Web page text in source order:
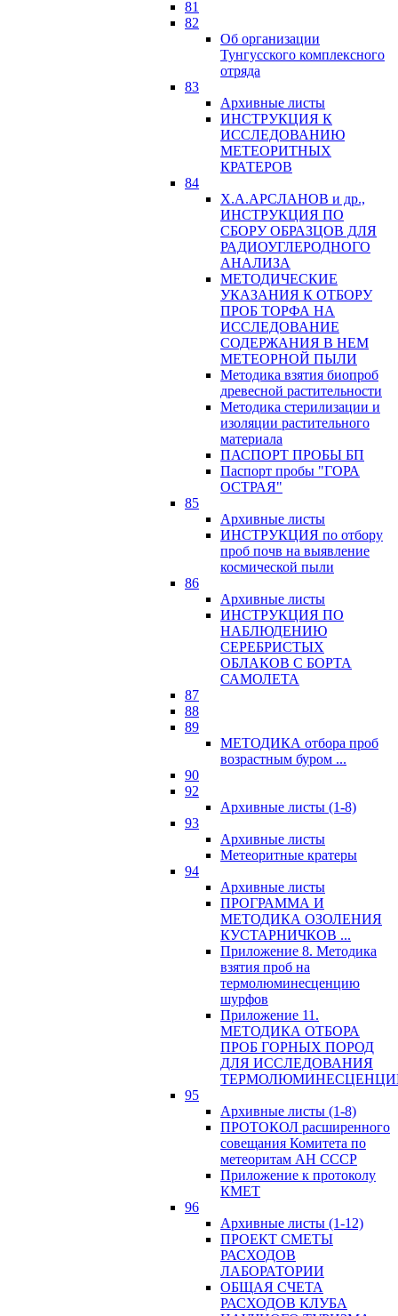
81
82
Об организации
Тунгусского комплексного
отряда
83
Архивные листы
ИНСТРУКЦИЯ К
ИССЛЕДОВАНИЮ
МЕТЕОРИТНЫХ
КРАТЕРОВ
84
Х.А.АРСЛАНОВ и др.,
ИНСТРУКЦИЯ ПО
СБОРУ ОБРАЗЦОВ ДЛЯ
РАДИОУГЛЕРОДНОГО
АНАЛИЗА
МЕТОДИЧЕСКИЕ
УКАЗАНИЯ К ОТБОРУ
ПРОБ ТОРФА НА
ИССЛЕДОВАНИЕ
СОДЕРЖАНИЯ В НЕМ
МЕТЕОРНОЙ ПЫЛИ
Методика взятия биопроб
древесной растительности
Методика стерилизации и
изоляции растительного
материала
ПАСПОРТ ПРОБЫ БП
Паспорт пробы "ГОРА
ОСТРАЯ"
85
Архивные листы
ИНСТРУКЦИЯ по отбору
проб почв на выявление
космической пыли
86
Архивные листы
ИНСТРУКЦИЯ ПО
НАБЛЮДЕНИЮ
СЕРЕБРИСТЫХ
ОБЛАКОВ С БОРТА
САМОЛЕТА
87
88
89
МЕТОДИКА отбора проб
возрастным буром ...
90
92
Архивные листы (1-8)
93
Архивные листы
Метеоритные кратеры
94
Архивные листы
ПРОГРАММА И
МЕТОДИКА ОЗОЛЕНИЯ
КУСТАРНИЧКОВ ...
Приложение 8. Методика
взятия проб на
термолюминесценцию
шурфов
Приложение 11.
МЕТОДИКА ОТБОРА
ПРОБ ГОРНЫХ ПОРОД
ДЛЯ ИССЛЕДОВАНИЯ
95
Архивные листы (1-8)
ПРОТОКОЛ расширенного
совещания Комитета по
метеоритам АН СССР
Приложение к протоколу
КМЕТ
96
Архивные листы (1-12)
ПРОЕКТ СМЕТЫ
РАСХОДОВ
ЛАБОРАТОРИИ
ОБЩАЯ СЧЕТА
РАСХОДОВ КЛУБА